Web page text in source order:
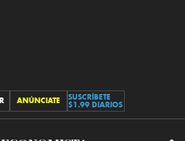
ANÚNCIATE
SUSCRÍBETE
$1.99 DIARIOS